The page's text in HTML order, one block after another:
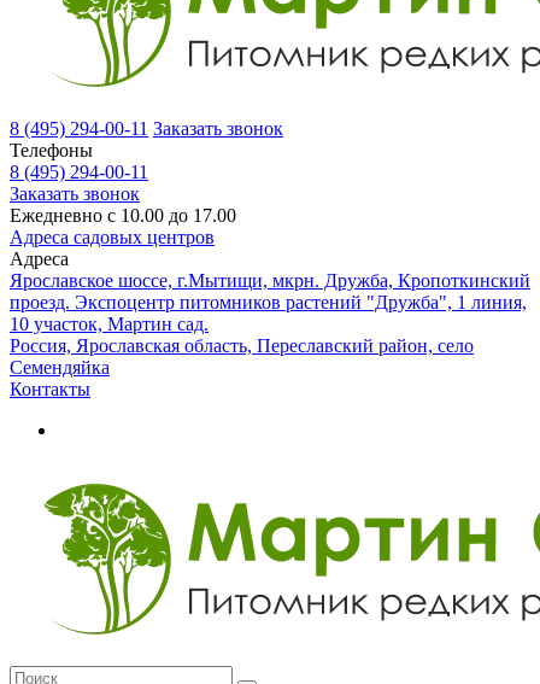
8 (495) 294-00-11 Заказать звонок
Телефоны
8 (495) 294-00-11
Заказать звонок
Ежедневно с 10.00 до 17.00
Адреса садовых центров
Адреса
Ярославское шоссе, г.Мытищи, мкрн. Дружба, Кропоткинский
проезд. Экспоцентр питомников растений "Дружба", 1 линия,
10 участок, Мартин сад.
Россия, Ярославская область, Переславский район, село
Семендяйка
Контакты